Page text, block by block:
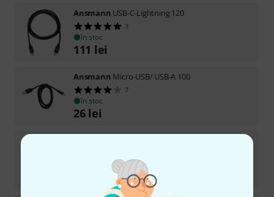
Ansmann USB-C-Lightning 120
3
în stoc
111 lei
Ansmann Micro-USB/ USB-A 100
7
în stoc
26 lei